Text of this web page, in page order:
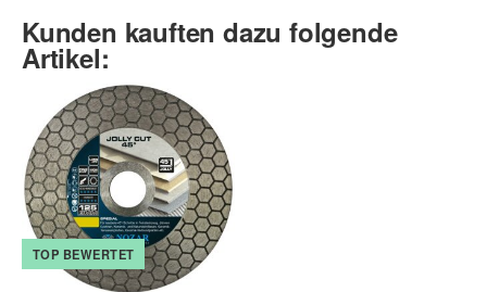
Kunden kauften dazu folgende
Artikel:
TOP BEWERTET